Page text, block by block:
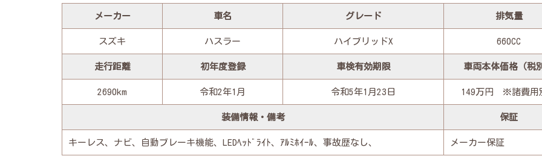
メーカー 車名 グレード 排気量
スズキ ハスラー ハイブリッドX 660CC
走行距離 初年度登録 車検有効期限 車両本体価格（税
2690km 令和2年1月 令和5年1月23日 149万円 ※諸費用
装備情報・備考 保証
キーレス、ナビ、自動ブレーキ機能、LEDﾍｯﾄﾞﾗｲﾄ、ｱﾙﾐﾎｲｰﾙ、事故歴なし、 メーカー保証